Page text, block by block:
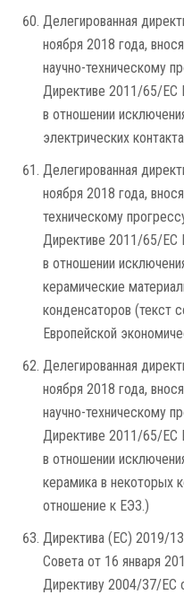
Делегированная
ноября 2018 года,
научно-техническому
Директиве 2011/65/ЕС
в отношении
электрических
Делегированная
ноября 2018 года,
техническому
Директиве 2011/65/ЕС
в отношении
керамические
конденсаторов (текст
Европейской
Делегированная
ноября 2018 года,
научно-техническому
Директиве 2011/65/ЕС
в отношении
керамика в некоторых
отношение к ЕЭЗ.)
Директива (ЕС) 2019/
Совета от 16 января
Директиву 2004/37/EC